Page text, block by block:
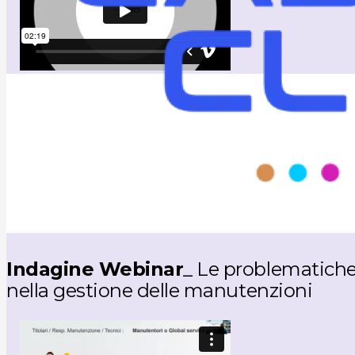
Indagine Webinar_ Le
nella gestione delle manutenzioni